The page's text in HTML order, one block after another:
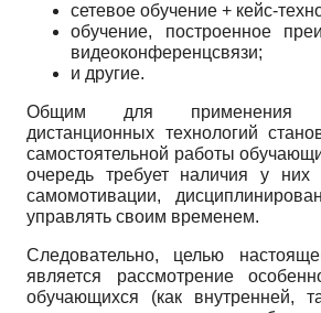
сетевое обучение + кейс-
обучение, построенное
видеоконференцсвязи;
и другие.
Общим для
дистанционных технологий
самостоятельной работы
очередь требует наличия у них
самомотивации,
управлять своим временем.
Следовательно, целью
является рассмотрение
обучающихся (как внутренней,